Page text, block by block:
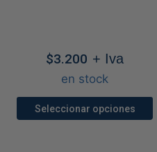
$3.200 + Iva
en stock
Seleccionar opciones